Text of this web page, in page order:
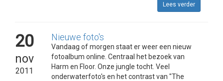
Lees verder
20
nov
2011
Nieuwe foto's
Vandaag of morgen staat er weer een nieuw
fotoalbum online. Centraal het bezoek van
Harm en Floor. Onze jungle tocht. Veel
onderwaterfoto's en het contrast van "The